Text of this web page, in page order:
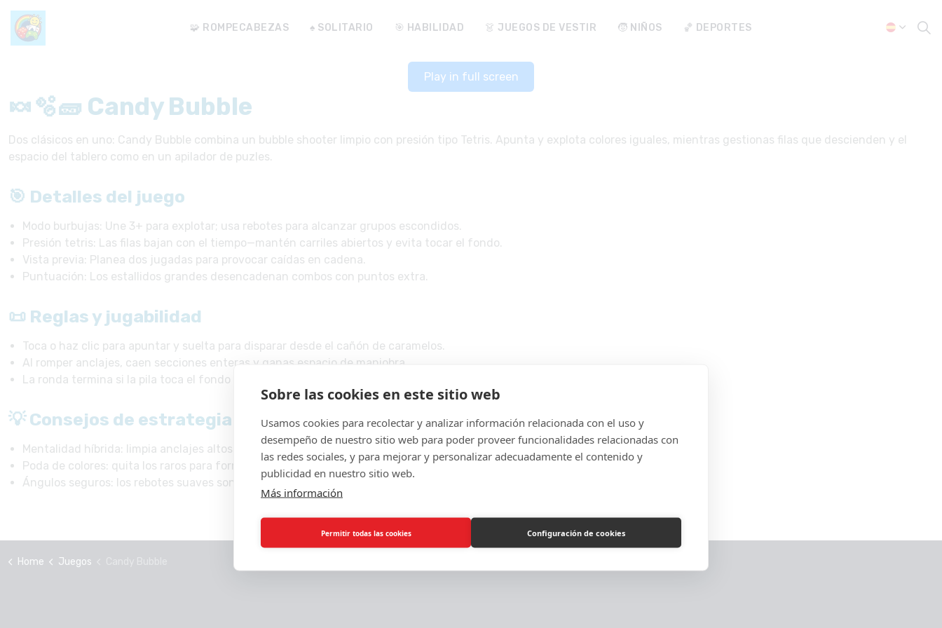
Sobre las cookies en este sitio web
Usamos cookies para recolectar y analizar información relacionada con el uso y
desempeño de nuestro sitio web para poder proveer funcionalidades relacionadas con
las redes sociales, y para mejorar y personalizar adecuadamente el contenido y
publicidad en nuestro sitio web.
Más información
Permitir todas las cookies Configuración de cookies
🧩 ROMPECABEZAS ♠️ SOLITARIO 🎯 HABILIDAD 👗 JUEGOS DE VESTIR 🧒 NIÑOS 🏀 DEPORTES
Play in full screen
🍬🫧🧱 Candy Bubble
Dos clásicos en uno: Candy Bubble combina un bubble shooter limpio con presión tipo Tetris. Apunta y explota colores iguales, mientras gestionas filas que descienden y el
espacio del tablero como en un apilador de puzles.
🎯 Detalles del juego
Modo burbujas: Une 3+ para explotar; usa rebotes para alcanzar grupos escondidos.
Presión tetris: Las filas bajan con el tiempo—mantén carriles abiertos y evita tocar el fondo.
Vista previa: Planea dos jugadas para provocar caídas en cadena.
Puntuación: Los estallidos grandes desencadenan combos con puntos extra.
📜 Reglas y jugabilidad
Toca o haz clic para apuntar y suelta para disparar desde el cañón de caramelos.
Al romper anclajes, caen secciones enteras y ganas espacio de maniobra.
La ronda termina si la pila toca el fondo o no quedan tiros legales.
💡 Consejos de estrategia
Mentalidad híbrida: limpia anclajes altos (burbujas) y abre carriles verticales (tetris).
Poda de colores: quita los raros para formar campos grandes del mismo color.
Ángulos seguros: los rebotes suaves son más fiables que los extremos.
Home Juegos